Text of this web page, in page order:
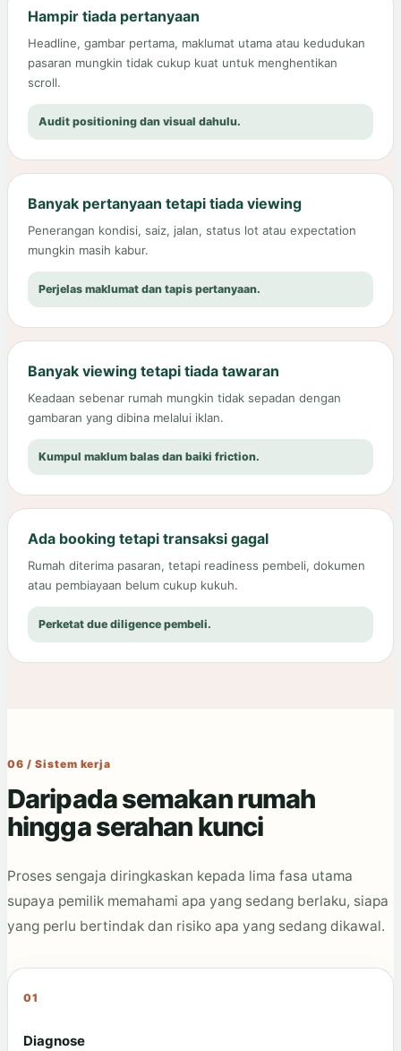
Hampir tiada pertanyaan
Headline, gambar pertama, maklumat utama atau kedudukan
pasaran mungkin tidak cukup kuat untuk menghentikan
scroll.
Audit positioning dan visual dahulu.
Banyak pertanyaan tetapi tiada viewing
Penerangan kondisi, saiz, jalan, status lot atau expectation
mungkin masih kabur.
Perjelas maklumat dan tapis pertanyaan.
Banyak viewing tetapi tiada tawaran
Keadaan sebenar rumah mungkin tidak sepadan dengan
gambaran yang dibina melalui iklan.
Kumpul maklum balas dan baiki friction.
Ada booking tetapi transaksi gagal
Rumah diterima pasaran, tetapi readiness pembeli, dokumen
atau pembiayaan belum cukup kukuh.
Perketat due diligence pembeli.
06 / Sistem kerja
Daripada semakan rumah
hingga serahan kunci
Proses sengaja diringkaskan kepada lima fasa utama
supaya pemilik memahami apa yang sedang berlaku, siapa
yang perlu bertindak dan risiko apa yang sedang dikawal.
Diagnose